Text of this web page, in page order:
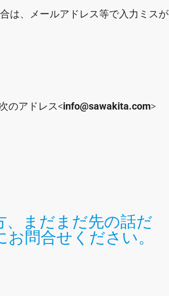
は、メールアドレス等で入力ミスが
のアドレス<info@sawakita.com>
、まだまだ先の話だ
問合せください。